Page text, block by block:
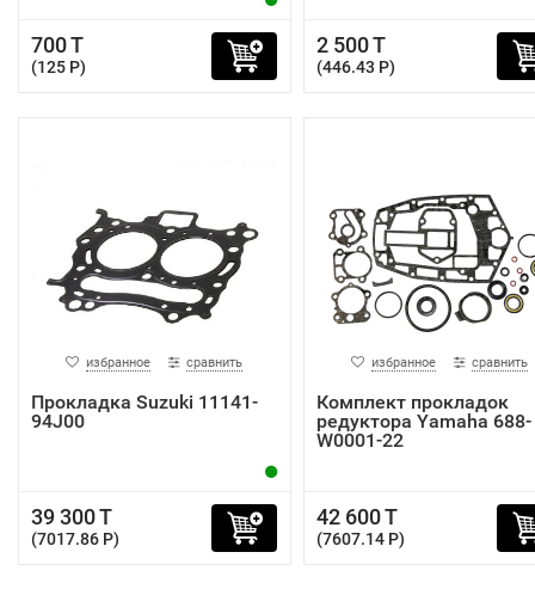
700 T
(125 P)
2 500 T
(446.43 P)
избранное сравнить
Прокладка Suzuki 11141-
94J00
39 300 T
(7017.86 P)
избранное сравнить
Комплект прокладок
редуктора Yamaha 688-
W0001-22
42 600 T
(7607.14 P)